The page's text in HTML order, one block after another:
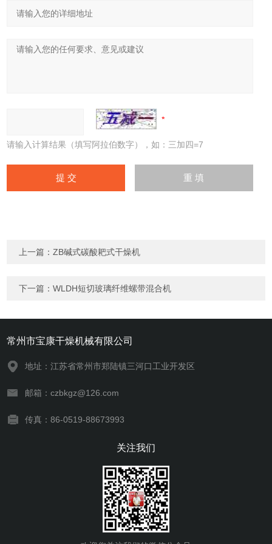
请输入计算结果（填写阿拉伯数字），如：三加四=7
上一篇：ZB碱式碳酸耙式干燥机
下一篇：WLDH短切玻璃纤维螺带混合机
常州市宝康干燥机械有限公司
地址：江苏省常州市郑陆镇三河口工业开发区
邮箱：czbkgz@126.com
传真：86-0519-88673993
关注我们